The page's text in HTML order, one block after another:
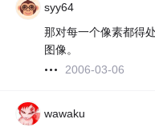
syy64
那对每一个像素都得
图像。
2006-03-06
wawaku